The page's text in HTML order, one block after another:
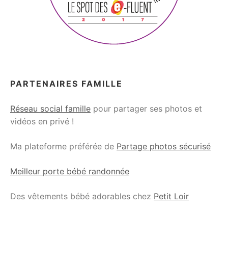
PARTENAIRES FAMILLE
Réseau social famille pour partager ses photos et
vidéos en privé !
Ma plateforme préférée de Partage photos sécurisé
Meilleur porte bébé randonnée
Des vêtements bébé adorables chez Petit Loir